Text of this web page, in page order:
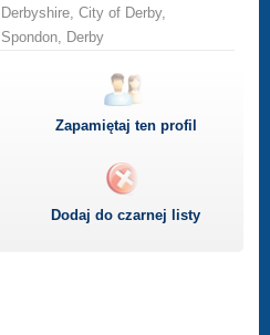
Derbyshire, City of Derby,
Spondon, Derby
Zapamiętaj ten profil
Dodaj do czarnej listy